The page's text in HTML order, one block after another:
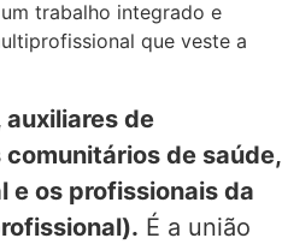
trabalho integrado e
que veste a
de
de saúde,
e os profissionais da
É a união